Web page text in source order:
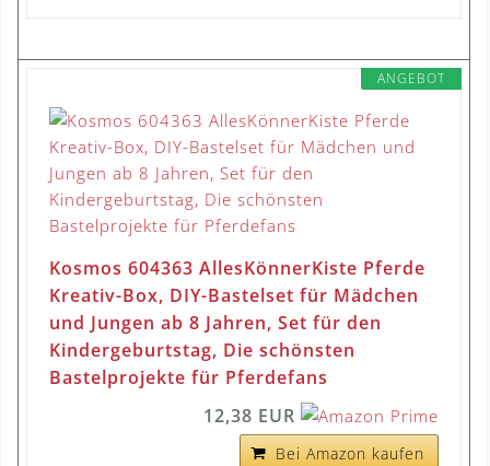
ANGEBOT
Kosmos 604363 AllesKönnerKiste Pferde
Kreativ-Box, DIY-Bastelset für Mädchen
und Jungen ab 8 Jahren, Set für den
Kindergeburtstag, Die schönsten
Bastelprojekte für Pferdefans
12,38 EUR
Bei Amazon kaufen